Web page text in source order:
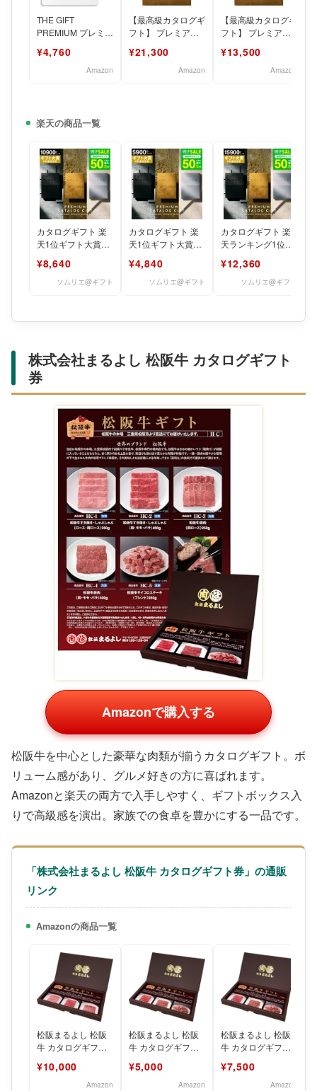
THE GIFT
PREMIUM プレミア
(カードタイプ） (
¥4,760
Amazon
【最高級カタログギ
フト】 プレミアム
ゴールド (25900円
¥21,300
Amazon
【最高級カタログギ
フト】 プレミアム
ゴールド (15900円
¥13,500
Amazon
楽天の商品一覧
カタログギフト 楽
天1位ギフト大賞
フト 最高級 ザ プレ
¥8,640
ソムリエ@ギフト
カタログギフト 楽
天1位ギフト大賞
フト 最高級 ザ プレ
¥4,840
ソムリエ@ギフト
カタログギフト 楽
天ランキング1位
フト 最高級 ザ プレ
¥12,360
ソムリエ@ギフト
株式会社まるよし 松阪牛 カタログギフト
券
Amazonで購入する
松阪牛を中心とした豪華な肉類が揃うカタログギフト。ボ
リューム感があり、グルメ好きの方に喜ばれます。
Amazonと楽天の両方で入手しやすく、ギフトボックス入
りで高級感を演出。家族での食卓を豊かにする一品です。
「株式会社まるよし 松阪牛 カタログギフト券」の通販
リンク
Amazonの商品一覧
松阪まるよし 松阪
牛 カタログギフト
コース 肉 グルメ
¥10,000
Amazon
松阪まるよし 松阪
牛 カタログギフト
ース 肉 グルメ
¥5,000
Amazon
松阪まるよし 松阪
牛 カタログギフト
ース 肉 グルメ
¥7,500
Amazon